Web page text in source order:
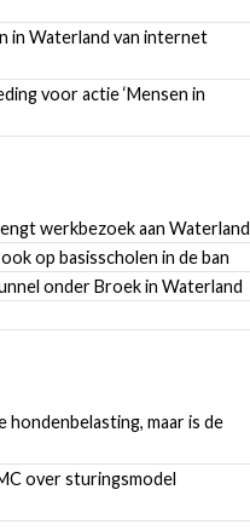
in Waterland van internet
voor actie ‘Mensen in
werkbezoek aan Waterland
op basisscholen in de ban
onder Broek in Waterland
hondenbelasting, maar is de
over sturingsmodel